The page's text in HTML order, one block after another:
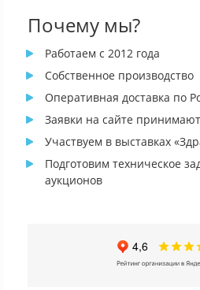
Почему мы?
Работаем с 2012 года
Собственное производство
Оперативная доставка по
Заявки на сайте
Участвуем в выставках
Подготовим техническое
аукционов